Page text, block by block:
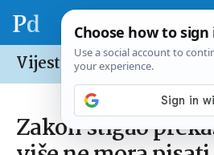
Vijesti /Hrvatska
Zakon stigao